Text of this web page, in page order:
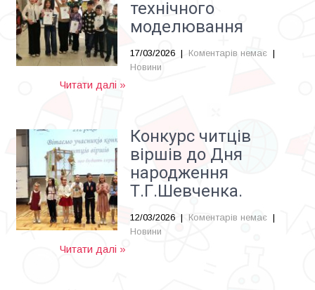
технічного
моделювання
17/03/2026 | Коментарів немає |
Новини
Читати далі »
Конкурс читців
віршів до Дня
народження
Т.Г.Шевченка.
12/03/2026 | Коментарів немає |
Новини
Читати далі »